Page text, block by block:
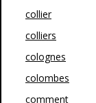
collier
colliers
colognes
colombes
comment